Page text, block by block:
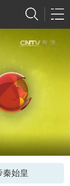
秦始皇